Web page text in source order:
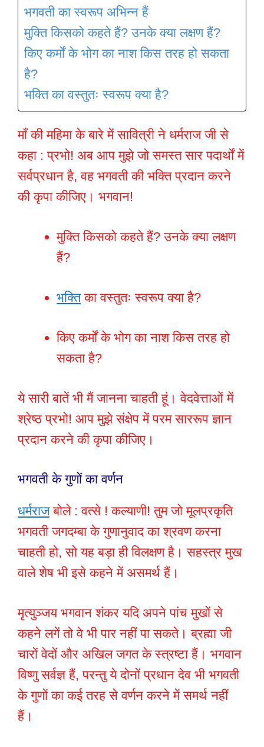
भगवती का स्वरूप अभिन्न हैं
मुक्ति किसको कहते हैं? उनके क्या लक्षण हैं?
किए कर्मों के भोग का नाश किस तरह हो सकता
है?
भक्ति का वस्तुतः स्वरूप क्या है?
माँ की महिमा के बारे में सावित्री ने धर्मराज जी से
कहा : प्रभो! अब आप मुझे जो समस्त सार पदार्थों में
सर्वप्रधान है, वह भगवती की भक्ति प्रदान करने
की कृपा कीजिए। भगवान!
मुक्ति किसको कहते हैं? उनके क्या लक्षण
हैं?
भक्तिका वस्तुतः स्वरूप क्या है?
किए कर्मों के भोग का नाश किस तरह हो
सकता है?
ये सारी बातें भी मैं जानना चाहती हूं। वेदवेत्ताओं में
श्रेष्ठ प्रभो! आप मुझे संक्षेप में परम साररूप ज्ञान
प्रदान करने की कृपा कीजिए।
भगवती के गुणों का वर्णन
धर्मराजबोले : वत्से ! कल्याणी! तुम जो मूलप्रकृति
भगवती जगदम्बा के गुणानुवाद का श्रवण करना
चाहती हो, सो यह बड़ा ही विलक्षण है। सहस्त्र मुख
वाले शेष भी इसे कहने में असमर्थ हैं।
मृत्युञ्जय भगवान शंकर यदि अपने पांच मुखों से
कहने लगें तो वे भी पार नहीं पा सकते। ब्रह्मा जी
चारों वेदों और अखिल जगत के स्त्रष्टा हैं। भगवान
विष्णु सर्वज्ञ हैं, परन्तु ये दोनों प्रधान देव भी भगवती
के गुणों का कई तरह से वर्णन करने में समर्थ नहीं
हैं।